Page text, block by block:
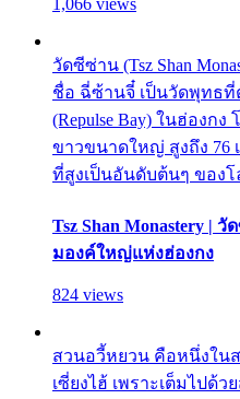
1,066 views
วัดซีซ่าน (Tsz Shan
ชื่อ ฉี่ซ้านจี๋ เป็นวัดพุทธที่
(Repulse Bay) ในฮ่องก
ขาวขนาดใหญ่ สูงถึง 76
ที่สูงเป็นอันดับต้นๆ ของโ
Tsz Shan Monastery |
มองค์ใหญ่แห่งฮ่องกง
824 views
สวนอวี้หยวน คือหนึ่งใน
เซี่ยงไฮ้ เพราะเต็มไปด้